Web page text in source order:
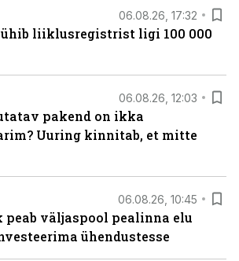
06.08.26, 17:32
liiklusregistrist ligi 100 000
06.08.26, 12:03
pakend on ikka
Uuring kinnitab, et mitte
06.08.26, 10:45
peab väljaspool pealinna elu
ühendustesse